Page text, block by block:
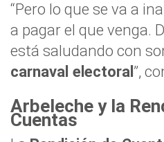
“Pero lo que se va a
a pagar el que venga.
está saludando con
carnaval electoral”,
Arbeleche y la
Cuentas